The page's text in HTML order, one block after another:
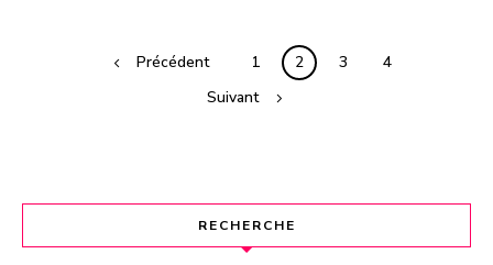
Précédent 1 2 3
4
Suivant
RECHERCHE